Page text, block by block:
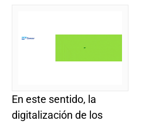
En este sentido, la
digitalización de los